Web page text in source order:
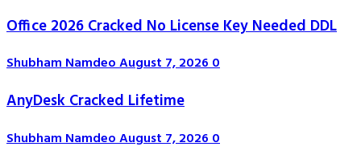
Office 2026 Cracked No License Key Needed DDL
Shubham NamdeoAugust 7, 20260
AnyDesk Cracked Lifetime
Shubham NamdeoAugust 7, 20260